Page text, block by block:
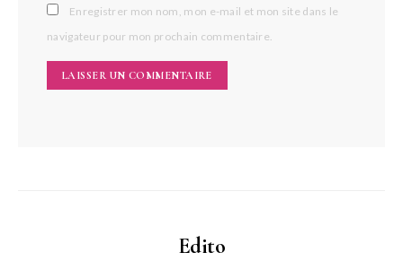
Enregistrer mon nom, mon e-mail et mon site dans le
navigateur pour mon prochain commentaire.
Edito